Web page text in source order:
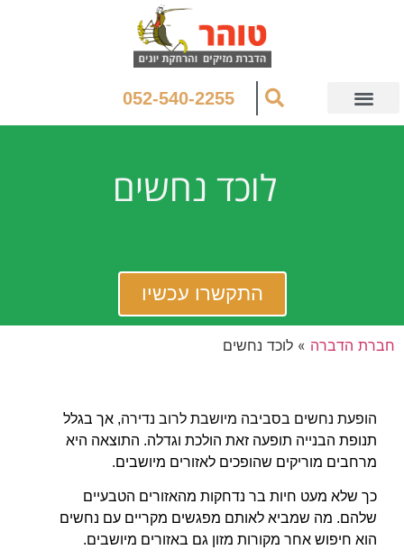
052-540-2255
לוכד נחשים
התקשרו עכשיו
חברת הדברה » לוכד נחשים
הופעת נחשים בסביבה מיושבת לרוב נדירה, אך בגלל
תנופת הבנייה תופעה זאת הולכת וגדלה. התוצאה היא
מרחבים מוריקים שהופכים לאזורים מיושבים.
כך שלא מעט חיות בר נדחקות מהאזורים הטבעיים
שלהם. מה שמביא לאותם מפגשים מקריים עם נחשים
הוא חיפוש אחר מקורות מזון גם באזורים מיושבים.